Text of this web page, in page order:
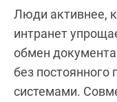
Люди активнее,
интранет
обмен
без
системами.